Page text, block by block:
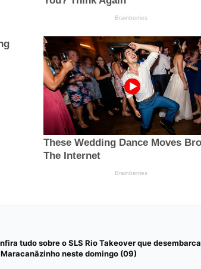
tudo sobre o SLS Rio Takeover que desembarca
neste domingo (09)